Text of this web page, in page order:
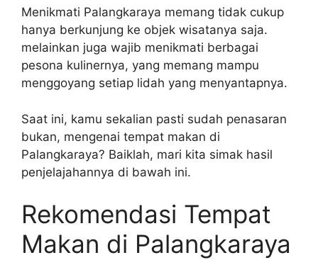
Menikmati Palangkaraya memang tidak cukup
hanya berkunjung ke objek wisatanya saja.
melainkan juga wajib menikmati berbagai
pesona kulinernya, yang memang mampu
menggoyang setiap lidah yang menyantapnya.
Saat ini, kamu sekalian pasti sudah penasaran
bukan, mengenai tempat makan di
Palangkaraya? Baiklah, mari kita simak hasil
penjelajahannya di bawah ini.
Rekomendasi Tempat
Makan di Palangkaraya